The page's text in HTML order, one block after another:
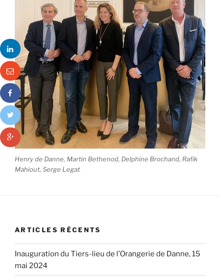
Henry de Danne, Martin Bethenod, Delphine Brochand, Rafik
Mahiout, Serge Legat
ARTICLES RÉCENTS
Inauguration du Tiers-lieu de l’Orangerie de Danne, 15
mai 2024